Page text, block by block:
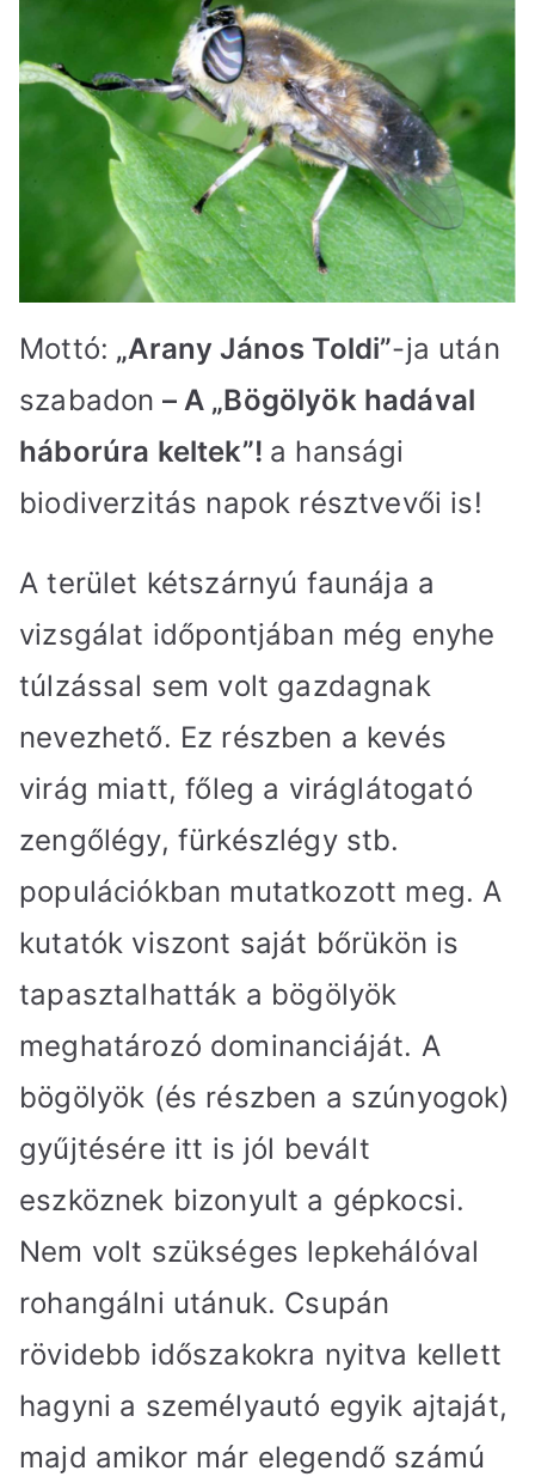
Mottó: „Arany János Toldi”-ja után
szabadon – A „Bögölyök hadával
háborúra keltek”! a hansági
biodiverzitás napok résztvevői is!
A terület kétszárnyú faunája a
vizsgálat időpontjában még enyhe
túlzással sem volt gazdagnak
nevezhető. Ez részben a kevés
virág miatt, főleg a viráglátogató
zengőlégy, fürkészlégy stb.
populációkban mutatkozott meg. A
kutatók viszont saját bőrükön is
tapasztalhatták a bögölyök
meghatározó dominanciáját. A
bögölyök (és részben a szúnyogok)
gyűjtésére itt is jól bevált
eszköznek bizonyult a gépkocsi.
Nem volt szükséges lepkehálóval
rohangálni utánuk. Csupán
rövidebb időszakokra nyitva kellett
hagyni a személyautó egyik ajtaját,
majd amikor már elegendő számú